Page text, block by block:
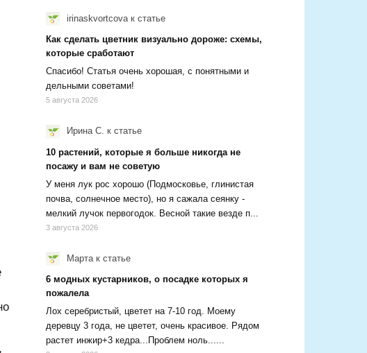
irinaskvortcova к статье
Как сделать цветник визуально дороже: схемы,
которые сработают
Спасибо! Статья очень хорошая, с понятными и
дельными советами!
5 августа 2026
Ирина С. к статье
10 растений, которые я больше никогда не
посажу и вам не советую
У меня лук рос хорошо (Подмосковье, глинистая
почва, солнечное место), но я сажала сеянку -
мелкий лучок первогодок. Весной такие везде п...
3 августа 2026
Марта к статье
6 модных кустарников, о посадке которых я
пожалела
Лох серебристый, цветет на 7-10 год. Моему
деревцу 3 года, не цветет, очень красивое. Рядом
растет инжир+3 кедра...Проблем ноль......